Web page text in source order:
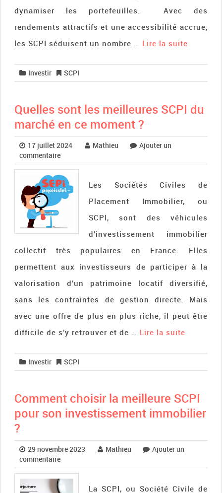
dynamiser les portefeuilles. Avec des
rendements attractifs et une accessibilité accrue,
les SCPI séduisent un nombre … Lire la suite­­
Investir SCPI
Quelles sont les meilleures SCPI du
marché en ce moment ?
17 juillet 2024 Mathieu
Ajouter un
commentaire
Les Sociétés Civiles de
Placement Immobilier, ou
SCPI, sont des véhicules
d’investissement immobilier
collectif très populaires en France. Elles
permettent aux investisseurs de participer à la
valorisation d’un patrimoine locatif diversifié,
sans les contraintes de gestion directe. Mais
avec une offre de plus en plus riche, il peut être
difficile de s’y retrouver et de … Lire la suite­­
Investir SCPI
Comment choisir la meilleure SCPI
pour son investissement immobilier
?
29 novembre 2023 Mathieu
Ajouter un
commentaire
La SCPI, ou Société Civile de